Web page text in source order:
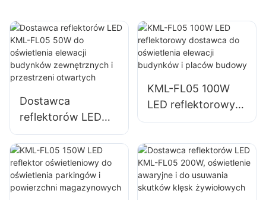
Dostawca
reflektorów LED
KML-FL05 50W do
oświetlenia elewacji
budynków
zewnętrznych i
KML-FL05 100W
LED reflektorowy
dostawca do
budynków i placów
budowy